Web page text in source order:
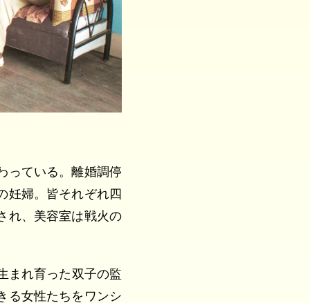
っている。離婚調停
妊婦。皆それぞれ四
れ、美容室は戦火の
まれ育った双子の監
る女性たちをワンシ